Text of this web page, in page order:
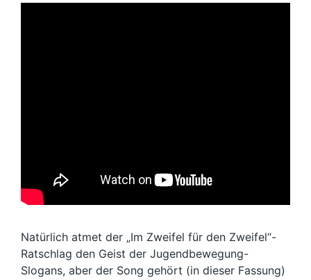
Natürlich atmet der „Im Zweifel für den Zweifel“-
Ratschlag den Geist der Jugendbewegung-
Slogans, aber der Song gehört (in dieser Fassung)